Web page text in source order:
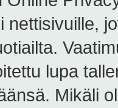
nettisivuille,
lupa
Mikäli